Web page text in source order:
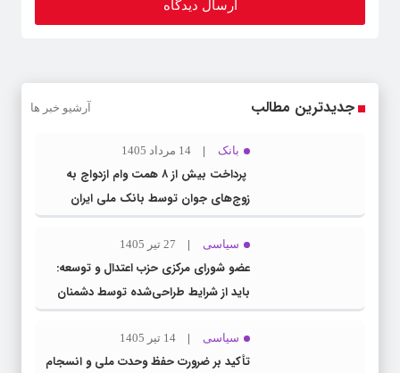
جدیدترین مطالب آرشیو خبر ها
بانک 14 مرداد 1405
پرداخت بیش از ۸ همت وام ازدواج به
زوج‌های جوان توسط بانک ملی ایران
سیاسی 27 تیر 1405
عضو شورای مرکزی حزب اعتدال و توسعه:
باید از شرایط طراحی‌شده توسط دشمنان
عبور کنیم
سیاسی 14 تیر 1405
تأکید بر ضرورت حفظ وحدت ملی و انسجام